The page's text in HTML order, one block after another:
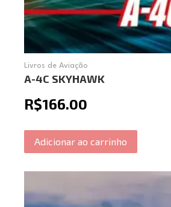
Livros de Aviação
A-4C SKYHAWK
R$166.00
Adicionar ao carrinho